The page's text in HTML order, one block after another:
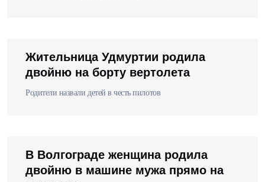
Жительница Удмуртии родила
двойню на борту вертолета
Родители назвали детей в честь пилотов
В Волгограде женщина родила
двойню в машине мужа прямо на